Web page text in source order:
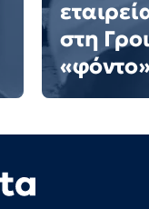
στη